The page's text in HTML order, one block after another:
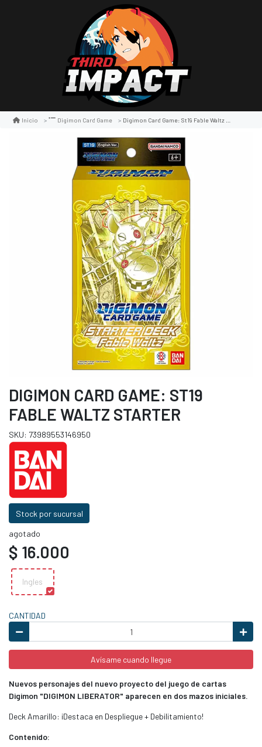
Inicio Digimon Card Game Digimon Card Game: St19 Fable Waltz Starter
DIGIMON CARD GAME: ST19
FABLE WALTZ STARTER
SKU: 73989553146950
Stock por sucursal
agotado
$ 16.000
Ingles
CANTIDAD
Avísame cuando llegue
Nuevos personajes del nuevo proyecto del juego de cartas
Digimon "DIGIMON LIBERATOR" aparecen en dos mazos iniciales.
Deck Amarillo: ¡Destaca en Despliegue + Debilitamiento!
Contenido: